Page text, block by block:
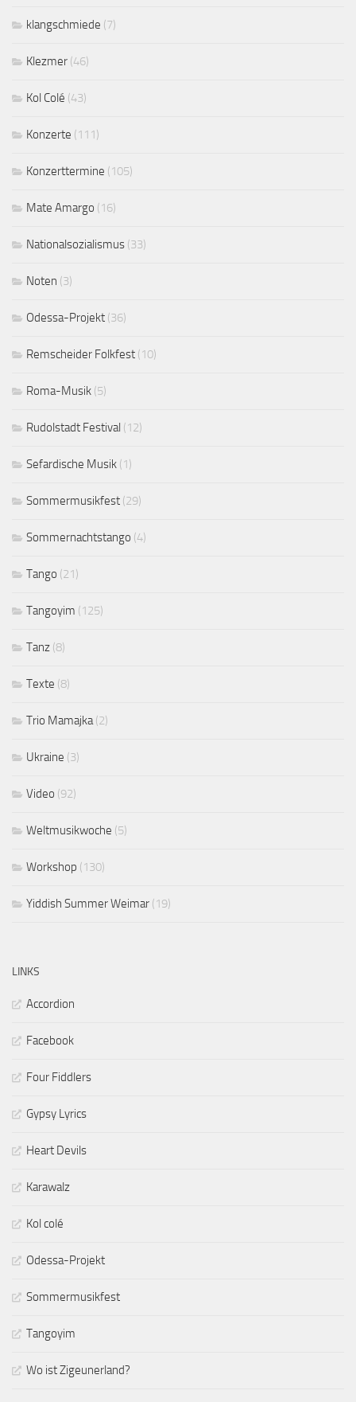
klangschmiede (7)
Klezmer (46)
Kol Colé (43)
Konzerte (111)
Konzerttermine (105)
Mate Amargo (16)
Nationalsozialismus (33)
Noten (3)
Odessa-Projekt (36)
Remscheider Folkfest (10)
Roma-Musik (5)
Rudolstadt Festival (12)
Sefardische Musik (1)
Sommermusikfest (29)
Sommernachtstango (4)
Tango (21)
Tangoyim (125)
Tanz (8)
Texte (8)
Trio Mamajka(2)
Ukraine (3)
Video (92)
Weltmusikwoche (5)
Workshop (130)
Yiddish Summer Weimar (19)
LINKS
Accordion
Facebook
Four Fiddlers
Gypsy Lyrics
Heart Devils
Karawalz
Kol colé
Odessa-Projekt
Sommermusikfest
Tangoyim
Wo ist Zigeunerland?